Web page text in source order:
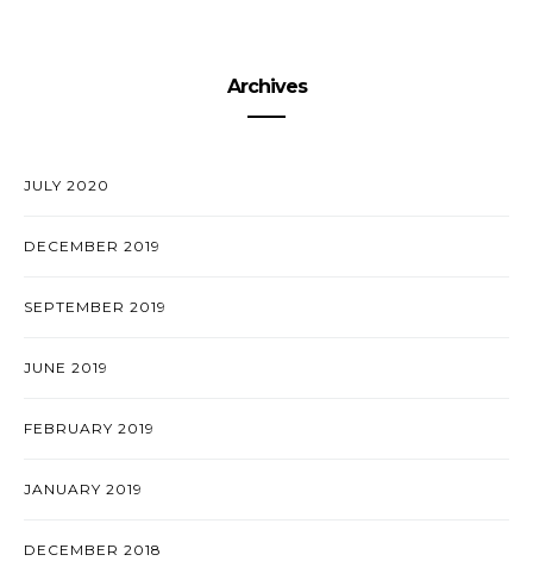
Archives
JULY 2020
DECEMBER 2019
SEPTEMBER 2019
JUNE 2019
FEBRUARY 2019
JANUARY 2019
DECEMBER 2018